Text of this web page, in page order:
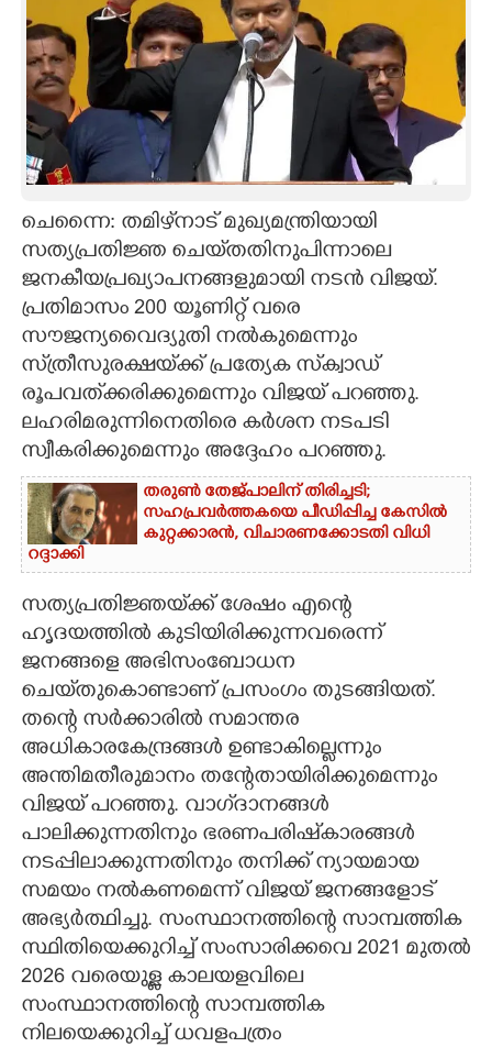
INFO+
ART
ASTRO
CARTOONS
LITERATURE
ZOOM
CONTACT US
ചെന്നൈ: തമിഴ്‌നാട് മുഖ്യമന്ത്രിയായി
സത്യപ്രതിജ്ഞ ചെയ്‌തതിനുപിന്നാലെ
ജനകീയപ്രഖ്യാപനങ്ങളുമായി നടൻ വിജയ്.
പ്രതിമാസം 200 യൂണിറ്റ് വരെ
സൗജന്യവൈദ്യുതി നൽകുമെന്നും
സ്‌ത്രീസുരക്ഷയ്‌ക്ക് പ്രത്യേക സ്‌ക്വാഡ്
രൂപവത്‌ക്കരിക്കുമെന്നും വിജയ് പറഞ്ഞു.
ലഹരിമരുന്നിനെതിരെ കർശന നടപടി
സ്വീകരിക്കുമെന്നും അദ്ദേഹം പറഞ്ഞു.
തരുൺ തേജ്പാലിന് തിരിച്ചടി;
സഹപ്രവർത്തകയെ പീഡിപ്പിച്ച കേസിൽ
കുറ്റക്കാരൻ, വിചാരണക്കോടതി വിധി
റദ്ദാക്കി
സത്യപ്രതിജ്ഞയ്‌ക്ക് ശേഷം എന്റെ
ഹൃദയത്തിൽ കുടിയിരിക്കുന്നവരെന്ന്
ജനങ്ങളെ അഭിസംബോധന
ചെയ്‌തുകൊണ്ടാണ് പ്രസംഗം തുടങ്ങിയത്.
തന്റെ സർക്കാരിൽ സമാന്തര
അധികാരകേന്ദ്രങ്ങൾ ഉണ്ടാകില്ലെന്നും
അന്തിമതീരുമാനം തന്റേതായിരിക്കുമെന്നും
വിജയ് പറഞ്ഞു. വാഗ്‌ദാനങ്ങൾ
പാലിക്കുന്നതിനും ഭരണപരിഷ്‌കാരങ്ങൾ
നടപ്പിലാക്കുന്നതിനും തനിക്ക് ന്യായമായ
സമയം നൽകണമെന്ന് വിജയ് ജനങ്ങളോട്
അഭ്യർത്ഥിച്ചു. സംസ്ഥാനത്തിന്റെ സാമ്പത്തിക
സ്ഥിതിയെക്കുറിച്ച് സംസാരിക്കവെ 2021 മുതൽ
2026 വരെയുള്ള കാലയളവിലെ
സംസ്ഥാനത്തിന്റെ സാമ്പത്തിക
നിലയെക്കുറിച്ച് ധവളപത്രം